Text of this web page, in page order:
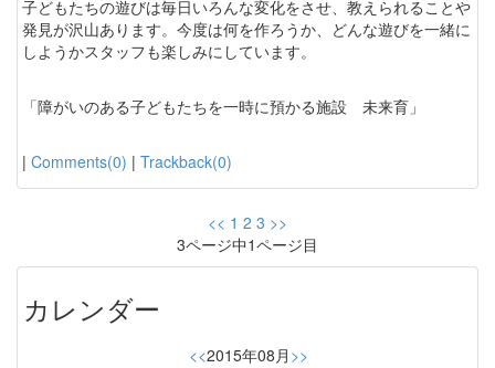
子どもたちの遊びは毎日いろんな変化をさせ、教えられることや
発見が沢山あります。今度は何を作ろうか、どんな遊びを一緒に
しようかスタッフも楽しみにしています。
「障がいのある子どもたちを一時に預かる施設 未来育」
| Comments(0) | Trackback(0)
<< 1 2 3 >>
3ページ中1ページ目
カレンダー
<<2015年08月 >>